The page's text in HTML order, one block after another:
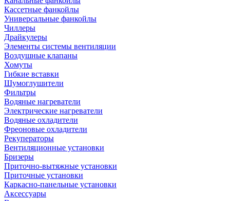
Кассетные фанкойлы
Универсальные фанкойлы
Чиллеры
Драйкулеры
Элементы системы вентиляции
Воздушные клапаны
Хомуты
Гибкие вставки
Шумоглушители
Фильтры
Водяные нагреватели
Электрические нагреватели
Водяные охладители
Фреоновые охладители
Рекуператоры
Вентиляционные установки
Бризеры
Приточно-вытяжные установки
Приточные установки
Каркасно-панельные установки
Аксессуары